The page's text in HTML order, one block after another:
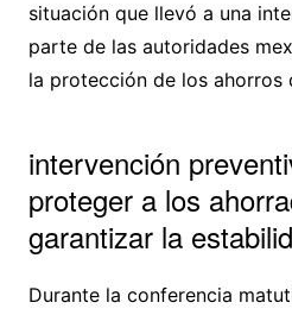
situación que llevó a una
parte de las autoridades
la protección de los ahorros
intervención
proteger a los
garantizar la
Durante la conferencia